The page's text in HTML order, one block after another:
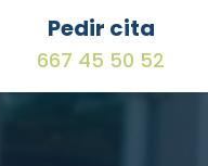
Pedir cita
667 45 50 52